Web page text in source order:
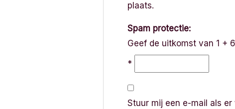
plaats.
Spam protectie:
Geef de uitkomst van 1 +
*
Stuur mij een e-mail als